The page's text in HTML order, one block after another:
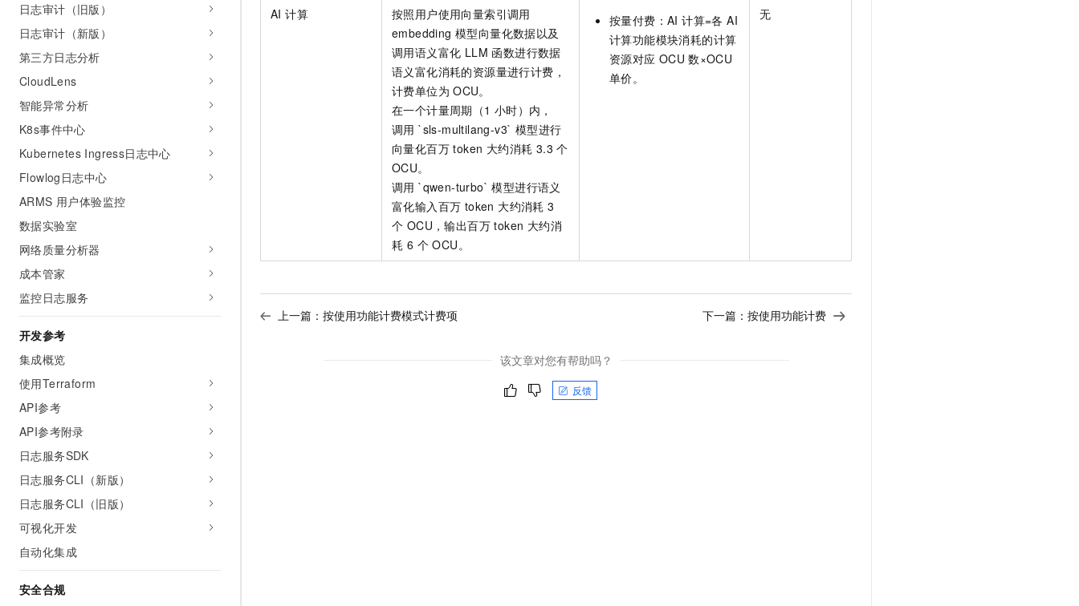
日志审计（旧版）
日志审计（新版）
第三方日志分析
CloudLens
智能异常分析
K8s事件中心
Kubernetes Ingress日志中心
Flowlog日志中心
ARMS 用户体验监控
数据实验室
网络质量分析器
成本管家
监控日志服务
开发参考
集成概览
使用Terraform
API参考
API参考附录
日志服务SDK
日志服务CLI（新版）
日志服务CLI（旧版）
可视化开发
自动化集成
安全合规
AI 计算
按照用户使用向量索引调用
embedding 模型向量化数据以及
调用语义富化 LLM 函数进行数据
语义富化消耗的资源量进行计费，
计费单位为 OCU。
在一个计量周期（1 小时）内，
调用 `sls-multilang-v3` 模型进行
向量化百万 token 大约消耗 3.3 个
OCU。
调用 `qwen-turbo` 模型进行语义
富化输入百万 token 大约消耗 3
个 OCU，输出百万 token 大约消
耗 6 个 OCU。
按量付费：AI 计算=各 AI
计算功能模块消耗的计算
资源对应 OCU 数×OCU
单价。
无
上一篇： 按使用功能计费模式计费项 下一篇： 按使用功能计费
该文章对您有帮助吗？
反馈